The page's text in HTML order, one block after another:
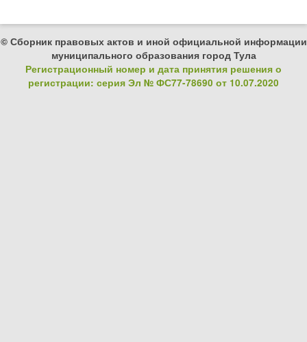
© Сборник правовых актов и иной официальной информации
муниципального образования город Тула
Регистрационный номер и дата принятия решения о
регистрации: серия Эл № ФС77-78690 от 10.07.2020